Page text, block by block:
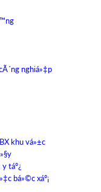
nghiá»‡p
khu vá»±c
y táº¿
bá»©c xáº¡